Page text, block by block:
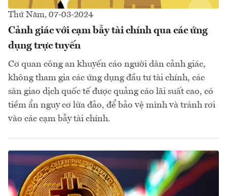
Thứ Năm, 07-03-2024
Cảnh giác với cạm bẫy tài chính qua các ứng
dụng trực tuyến
Cơ quan công an khuyến cáo người dân cảnh giác,
không tham gia các ứng dụng đầu tư tài chính, các
sàn giao dịch quốc tế được quảng cáo lãi suất cao, có
tiềm ẩn nguy cơ lừa đảo, để bảo vệ mình và tránh rơi
vào các cạm bẫy tài chính.